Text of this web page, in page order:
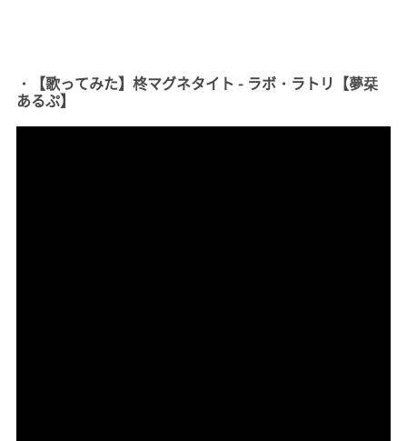
・【歌ってみた】柊マグネタイト - ラボ・ラトリ【夢栞
あるぷ】